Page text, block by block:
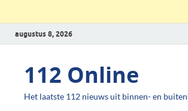
augustus 8, 2026
112 Online
Het laatste 112 nieuws uit binnen- en